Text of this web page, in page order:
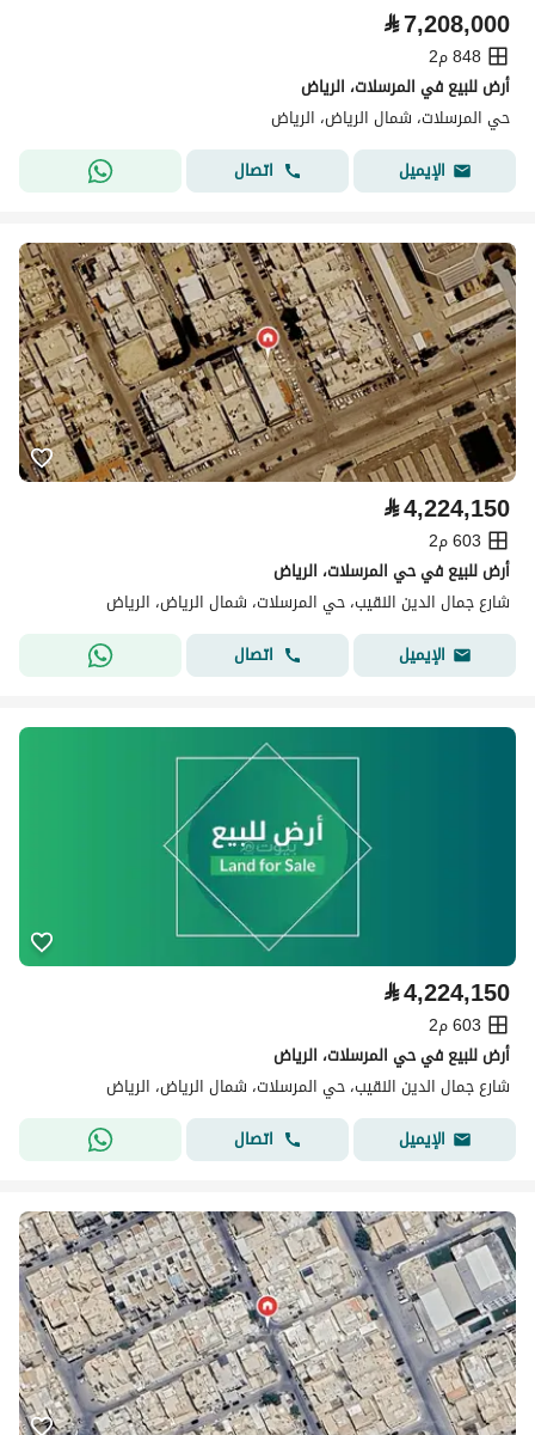
⃁7,208,000
848 م2
أرض للبيع في المرسلات، الرياض
حي المرسلات، شمال الرياض، الرياض
الإيميل
اتصال
⃁4,224,150
603 م2
أرض للبيع في حي المرسلات، الرياض
شارع جمال الدين النقيب، حي المرسلات، شمال الرياض، الرياض
الإيميل
اتصال
⃁4,224,150
603 م2
أرض للبيع في حي المرسلات، الرياض
شارع جمال الدين النقيب، حي المرسلات، شمال الرياض، الرياض
الإيميل
اتصال